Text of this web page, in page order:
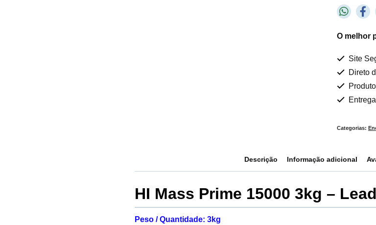
O melhor
Site
Direto
Categorias:
Descrição Informação adicional
HI Mass Prime 15000 3kg –
Peso / Quantidade: 3kg